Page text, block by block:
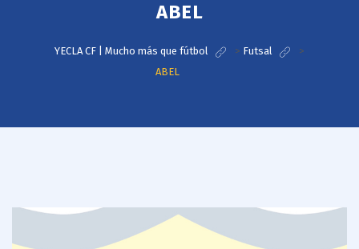
ABEL
YECLA CF | Mucho más que fútbol > Futsal
>
ABEL